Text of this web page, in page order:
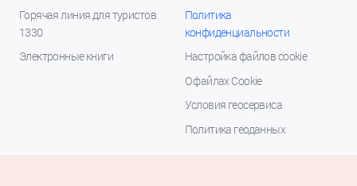
Горячая линия для туристов
1330
Электронные книги
Политика
конфиденциальности
Настройка файлов cookie
О файлах Cookie
Условия геосервиса
Политика геоданных